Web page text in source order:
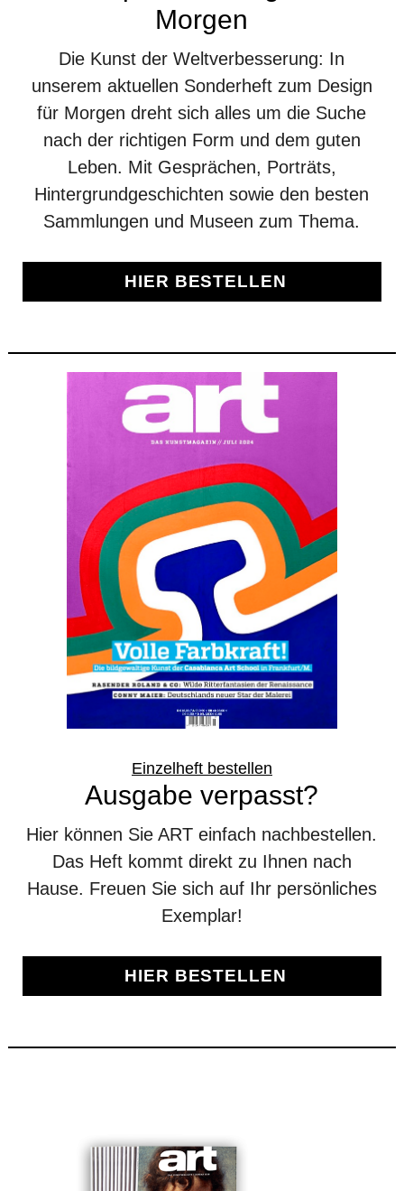
Morgen
Die Kunst der Weltverbesserung: In
unserem aktuellen Sonderheft zum Design
für Morgen dreht sich alles um die Suche
nach der richtigen Form und dem guten
Leben. Mit Gesprächen, Porträts,
Hintergrundgeschichten sowie den besten
Sammlungen und Museen zum Thema.
HIER BESTELLEN
Einzelheft bestellen
Ausgabe verpasst?
Hier können Sie ART einfach nachbestellen.
Das Heft kommt direkt zu Ihnen nach
Hause. Freuen Sie sich auf Ihr persönliches
Exemplar!
HIER BESTELLEN